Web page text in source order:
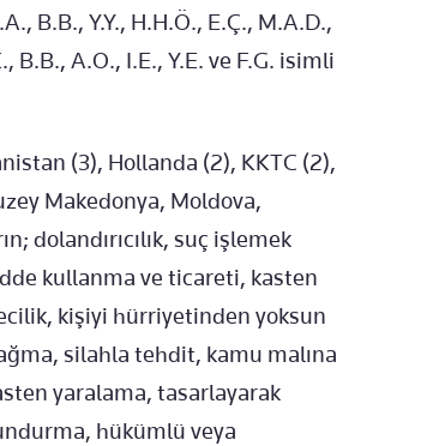
B.B., Y.Y., H.H.Ö., E.Ç., M.A.D.,
B.B., Α.Ο., Ι.Ε., Υ.Ε. ve F.G. isimli
(3), Hollanda (2), KKTC (2),
Makedonya, Moldova,
dolandırıcılık, suç işlemek
kullanma ve ticareti, kasten
kişiyi hürriyetinden yoksun
silahla tehdit, kamu malına
yaralama, tasarlayarak
hükümlü veya